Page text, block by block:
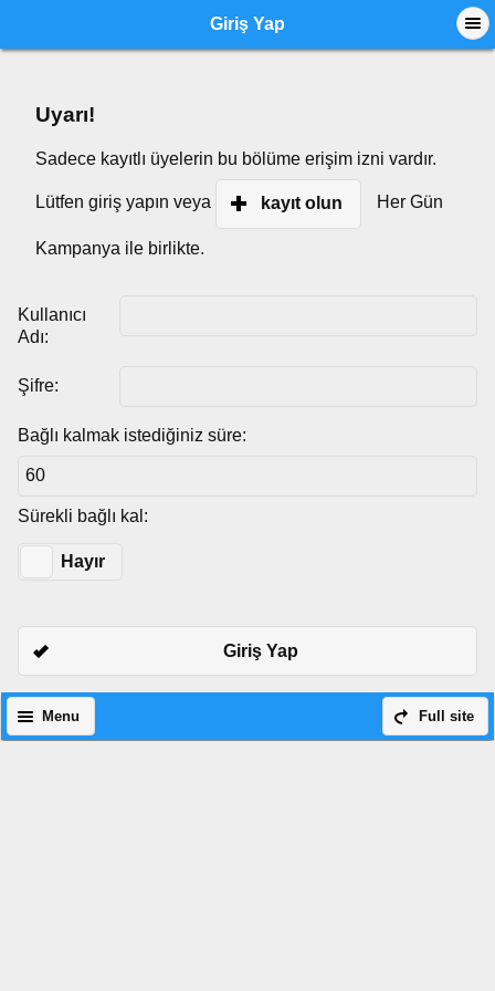
Giriş Yap
Uyarı!
Sadece kayıtlı üyelerin bu bölüme erişim izni vardır.
Lütfen giriş yapın veya kayıt olun Her Gün
Kampanya ile birlikte.
Kullanıcı
Adı:
Şifre:
Bağlı kalmak istediğiniz süre:
Sürekli bağlı kal:
Hayır
Giriş Yap
Full site
Menu